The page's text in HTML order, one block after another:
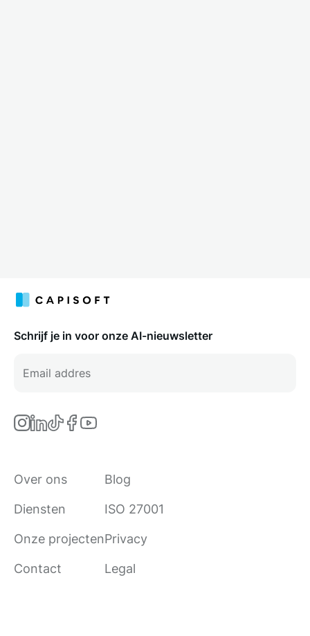
Schrijf je in voor onze AI-nieuwsletter
Over ons
Diensten
Onze projecten
Contact
Blog
ISO 27001
Privacy
Legal